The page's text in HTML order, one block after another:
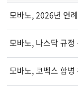
모바노, 2026년 연
모바노, 나스닥 규
모바노, 코벡스 합